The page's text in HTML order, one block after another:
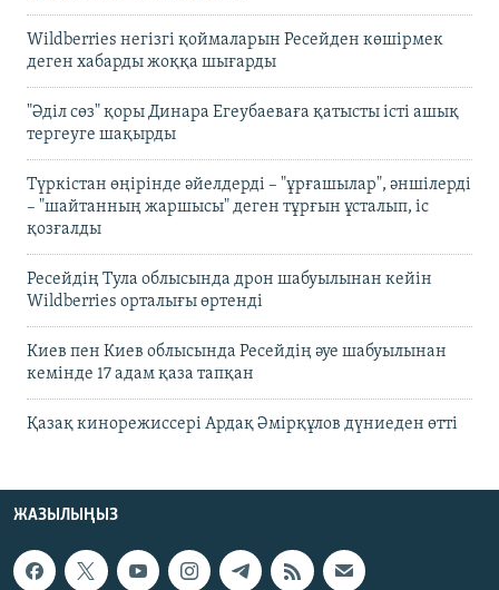
Wildberries негізгі қоймаларын Ресейден көшірмек
деген хабарды жоққа шығарды
"Әділ сөз" қоры Динара Егеубаеваға қатысты істі ашық
тергеуге шақырды
Түркістан өңірінде әйелдерді – "ұрғашылар", әншілерді
– "шайтанның жаршысы" деген тұрғын ұсталып, іс
қозғалды
Ресейдің Тула облысында дрон шабуылынан кейін
Wildberries орталығы өртенді
Киев пен Киев облысында Ресейдің әуе шабуылынан
кемінде 17 адам қаза тапқан
Қазақ кинорежиссері Ардақ Әмірқұлов дүниеден өтті
ЖАЗЫЛЫҢЫЗ